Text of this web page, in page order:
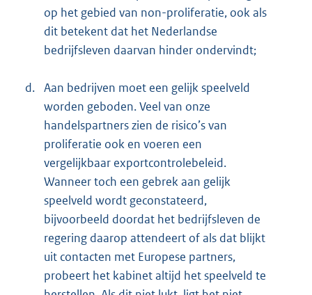
op het gebied van non-proliferatie, ook als
dit betekent dat het Nederlandse
bedrijfsleven daarvan hinder ondervindt;
d. Aan bedrijven moet een gelijk speelveld
worden geboden. Veel van onze
handelspartners zien de risico’s van
proliferatie ook en voeren een
vergelijkbaar exportcontrolebeleid.
Wanneer toch een gebrek aan gelijk
speelveld wordt geconstateerd,
bijvoorbeeld doordat het bedrijfsleven de
regering daarop attendeert of als dat blijkt
uit contacten met Europese partners,
probeert het kabinet altijd het speelveld te